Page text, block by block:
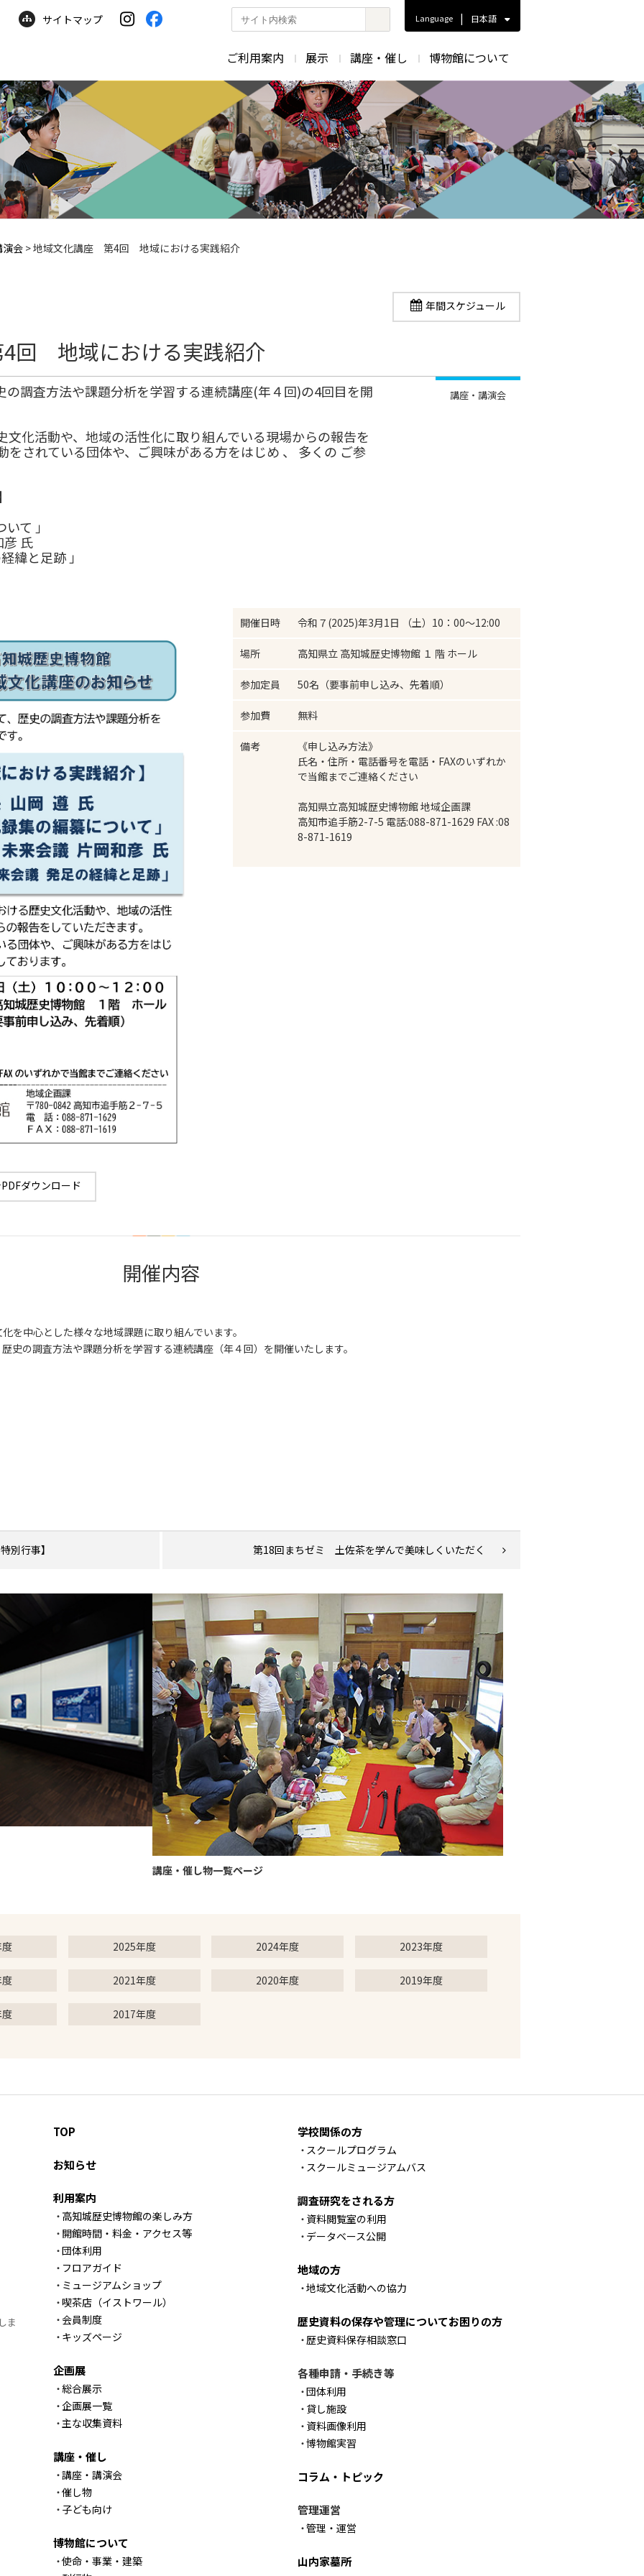
サイトマップ
ト
検
索
Language | 日本語
ご利用案内 展示 講座・催し 博物館について
演会 >地域文化講座 第4回 地域における実践紹介
年間スケジュール
回 地域における実践紹介
調査方法や課題分析を学習する連続講座(年４回)の4回目を開
化活動や、地域の活性化に取り組んでいる現場からの報告を
をされている団体や、ご興味がある方をはじめ 、 多くの ご参
て 」
氏
緯と足跡 」
講座・講演会
ダウンロード
開催日時 令和７(2025)年3月1日 （土）10：00～12:00
場所 高知県立 高知城歴史博物館 １ 階 ホール
参加定員 50名（要事前申し込み、先着順）
参加費 無料
備考
《申し込み方法》
氏名・住所・電話番号を電話・FAXのいずれか
で当館までご連絡ください
高知県立高知城歴史博物館 地域企画課
高知市追手筋2-7-5 電話:088-871-1629 FAX :08
8-871-1619
開催内容
を中心とした様々な地域課題に取り組んでいます。
史の調査方法や課題分析を学習する連続講座（年４回）を開催いたします。
別行事】 第18回まちゼミ 土佐茶を学んで美味しくいただく
講座・催し物一覧ページ
2025年度 2024年度 2023年度
2021年度 2020年度 2019年度
2017年度
ま
TOP
お知らせ
利用案内
高知城歴史博物館の楽しみ方
開館時間・料金・アクセス等
団体利用
フロアガイド
ミュージアムショップ
喫茶店（イストワール）
会員制度
キッズページ
企画展
総合展示
企画展一覧
主な収集資料
講座・催し
講座・講演会
催し物
子ども向け
博物館について
使命・事業・建築
学校関係の方
スクールプログラム
スクールミュージアムバス
調査研究をされる方
資料閲覧室の利用
データベース公開
地域の方
地域文化活動への協力
歴史資料の保存や管理についてお困りの方
歴史資料保存相談窓口
各種申請・手続き等
団体利用
貸し施設
資料画像利用
博物館実習
コラム・トピック
管理運営
管理・運営
山内家墓所